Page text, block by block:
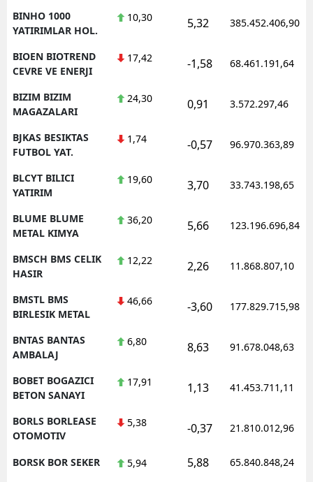
BINHO 1000
YATIRIMLAR HOL.
10,30 5,32 385.452.406,90
BIOEN BIOTREND
CEVRE VE ENERJI
17,42 -1,58 68.461.191,64
BIZIM BIZIM
MAGAZALARI
24,30 0,91 3.572.297,46
BJKAS BESIKTAS
FUTBOL YAT.
1,74 -0,57 96.970.363,89
BLCYT BILICI
YATIRIM
19,60 3,70 33.743.198,65
BLUME BLUME
METAL KIMYA
36,20 5,66 123.196.696,84
BMSCH BMS CELIK
HASIR
12,22 2,26 11.868.807,10
BMSTL BMS
BIRLESIK METAL
46,66 -3,60 177.829.715,98
BNTAS BANTAS
AMBALAJ
6,80 8,63 91.678.048,63
BOBET BOGAZICI
BETON SANAYI
17,91 1,13 41.453.711,11
BORLS BORLEASE
OTOMOTIV
5,38 -0,37 21.810.012,96
BORSK BOR SEKER 5,94 5,88 65.840.848,24